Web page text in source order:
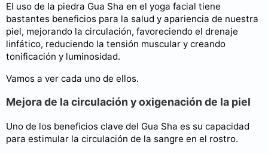
El uso de la piedra Gua Sha en el yoga facial tiene
bastantes beneficios para la salud y apariencia de nuestra
piel, mejorando la circulación, favoreciendo el drenaje
linfático, reduciendo la tensión muscular y creando
tonificación y luminosidad.
Vamos a ver cada uno de ellos.
Mejora de la circulación y oxigenación de la piel
Uno de los beneficios clave del Gua Sha es su capacidad
para estimular la circulación de la sangre en el rostro.